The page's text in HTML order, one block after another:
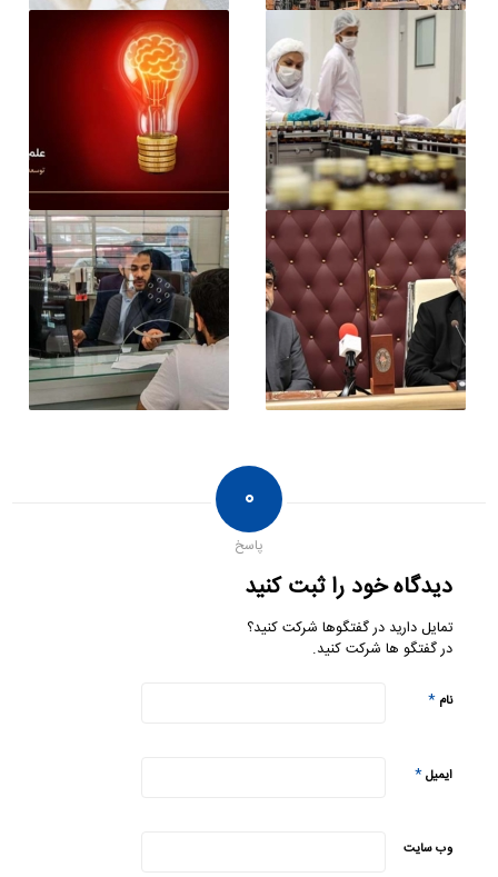
۰
پاسخ
دیدگاه خود را ثبت کنید
تمایل دارید در گفتگوها شرکت کنید؟
در گفتگو ها شرکت کنید.
نام*
ایمیل*
وب‌ سایت